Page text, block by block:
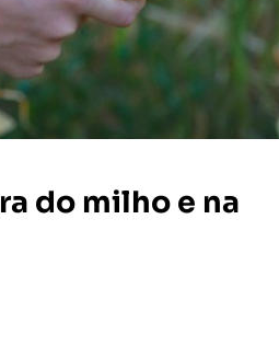
do milho e na